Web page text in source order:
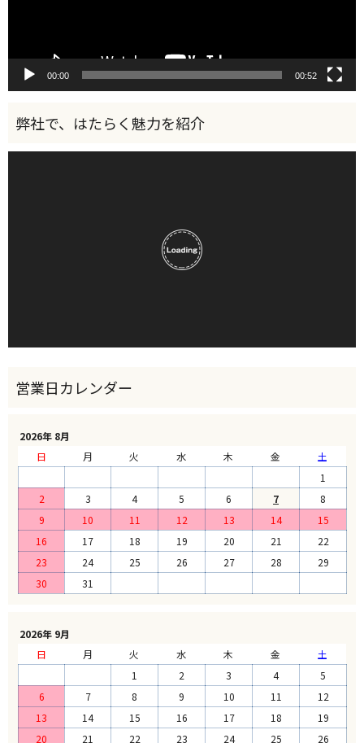
00:00 00:52
2026年 8月
日
月 火 水 木 金
土
1
2
3 4 5 6 7
8
9
10 11 12 13 14
15
16
17 18 19 20 21
22
23
24 25 26 27 28
29
30
31
2026年 9月
日
月 火 水 木 金
土
1
2 3 4
5
6
7 8 9 10 11
12
13
14 15 16 17 18
19
20
21 22 23 24 25 26